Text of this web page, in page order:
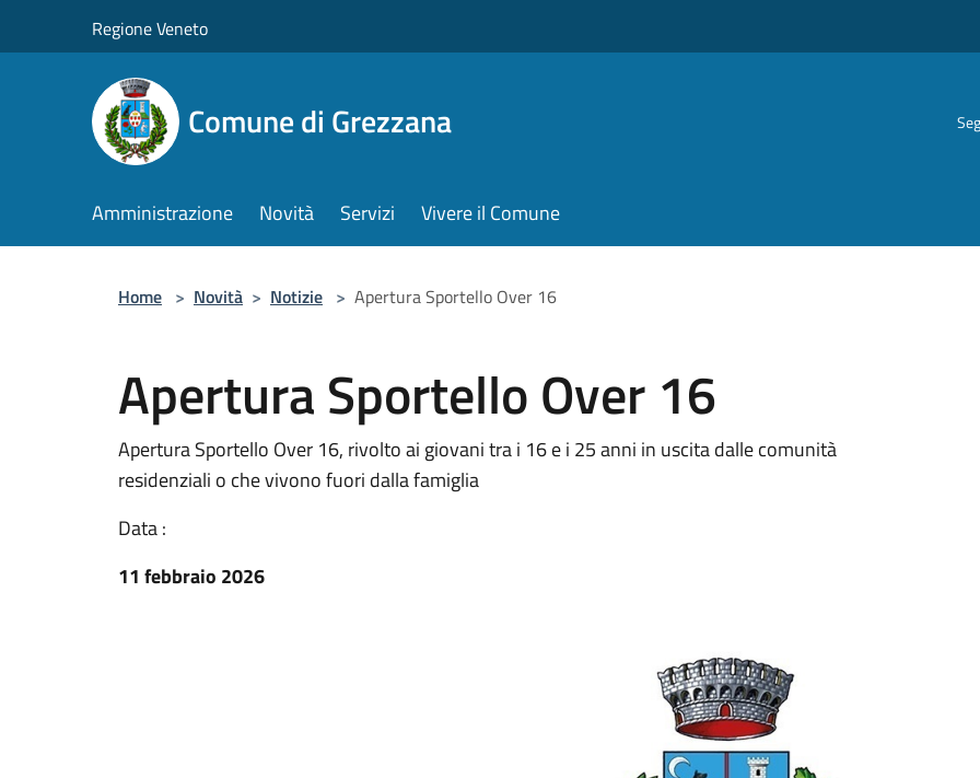
Regione Veneto
Comune di Grezzana
Amministrazione Novità Servizi Vivere il Comune
Home > Novità > Notizie > Apertura Sportello Over 16
Apertura Sportello Over 16
Apertura Sportello Over 16, rivolto ai giovani tra i 16 e i 25 anni in uscita dalle comunità
residenziali o che vivono fuori dalla famiglia
Data :
11 febbraio 2026